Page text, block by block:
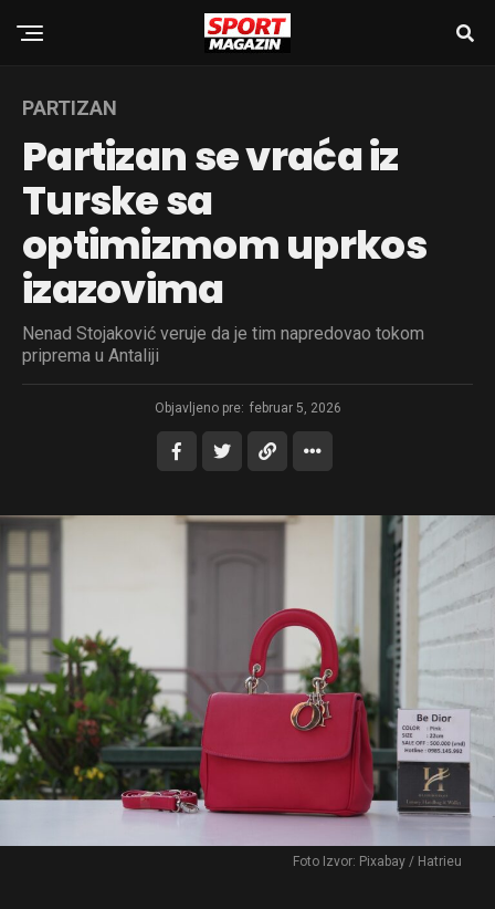
PARTIZAN
Partizan se vraća iz
Turske sa
optimizmom uprkos
izazovima
Nenad Stojaković veruje da je tim napredovao tokom
priprema u Antaliji
Objavljeno pre: februar 5, 2026
Foto Izvor: Pixabay / Hatrieu